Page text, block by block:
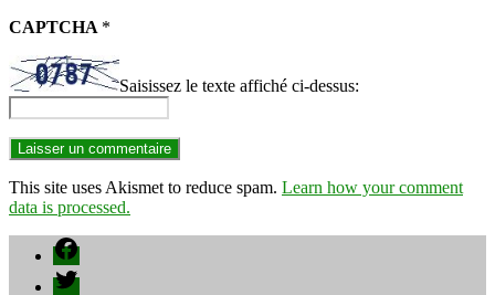
CAPTCHA *
Saisissez le texte affiché ci-dessus:
This site uses Akismet to reduce spam. Learn how your comment
data is processed.
Facebook
Twitter